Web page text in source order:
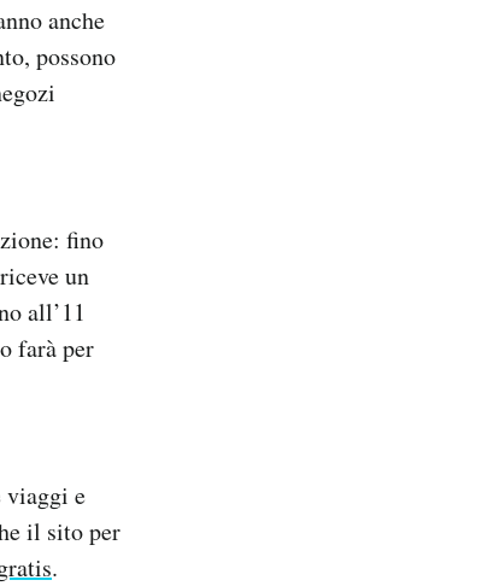
anche
possono
fino
un
all’11
farà per
viaggi e
il sito per
.